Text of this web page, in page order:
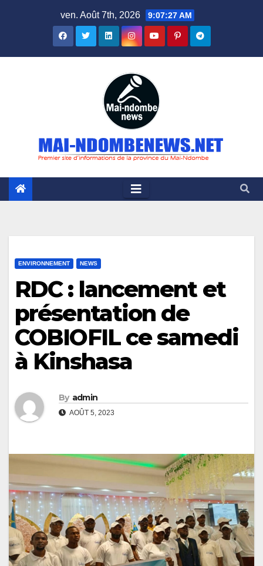
ven. Août 7th, 2026 9:07:28 AM
ENVIRONNEMENT NEWS
RDC : lancement et
présentation de
COBIOFIL ce samedi
à Kinshasa
By admin
AOÛT 5, 2023